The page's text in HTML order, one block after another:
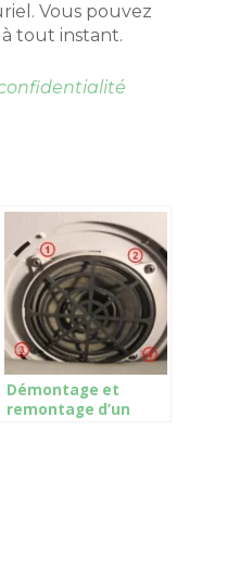
Vous pouvez
tout instant.
Démontage et
remontage d’un